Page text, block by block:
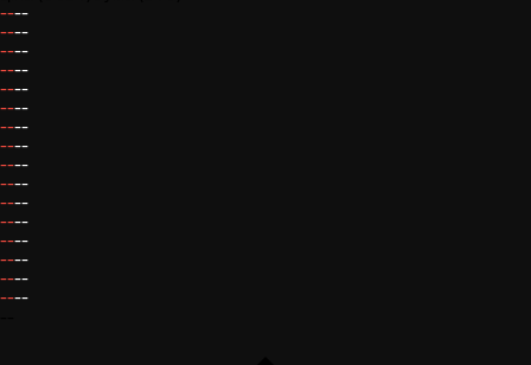
----
----
----
----
----
----
----
----
----
----
----
----
----
----
----
----